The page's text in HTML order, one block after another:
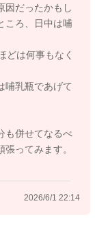
りません。
のすべてをミ
養をとっていく
せん。夜しっ
よ。
因だったかもし
ころ、日中は哺
どは何事もなく
哺乳瓶であげて
も併せてなるべ
ってみます。
2026/6/1 22:14